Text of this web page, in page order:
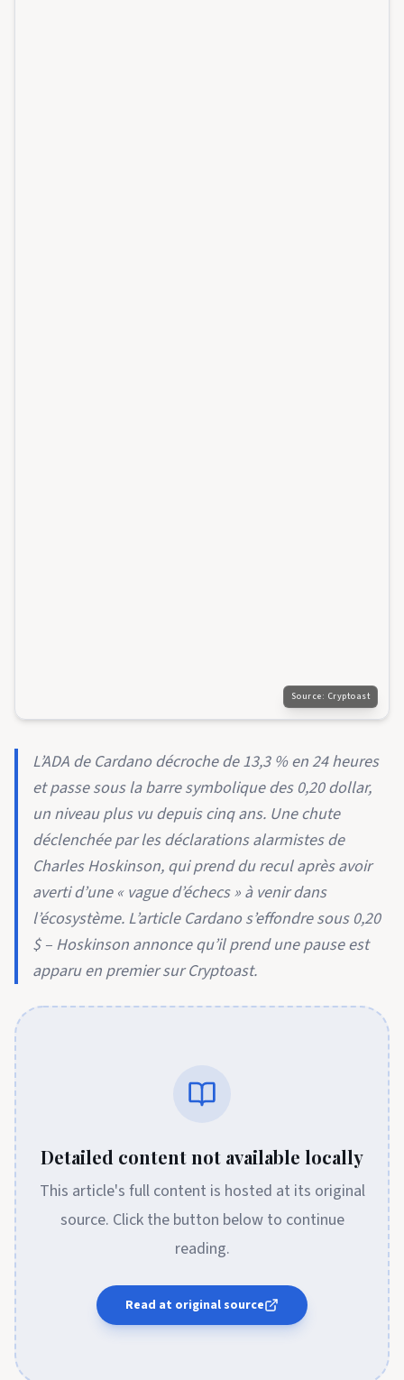
Source: Cryptoast
L’ADA de Cardano décroche de 13,3 % en 24 heures
et passe sous la barre symbolique des 0,20 dollar,
un niveau plus vu depuis cinq ans. Une chute
déclenchée par les déclarations alarmistes de
Charles Hoskinson, qui prend du recul après avoir
averti d’une « vague d’échecs » à venir dans
l’écosystème. L’article Cardano s’effondre sous 0,20
$ – Hoskinson annonce qu’il prend une pause est
apparu en premier sur Cryptoast.
Detailed content not available locally
This article's full content is hosted at its original
source. Click the button below to continue
reading.
Read at original source